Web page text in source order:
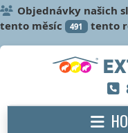
Objednávky našich
tento měsíc 491 tento